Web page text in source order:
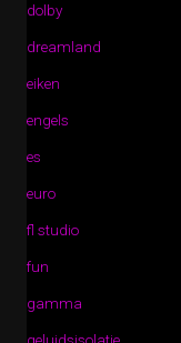
dolby
dreamland
eiken
engels
es
euro
fl studio
fun
gamma